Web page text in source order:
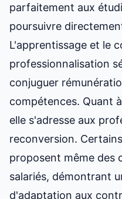
parfaitement aux
poursuivre
L'apprentissage et le
professionnalisation
conjuguer
compétences. Quant
elle s'adresse aux
reconversion.
proposent même des
salariés, démontrant
d'adaptation aux